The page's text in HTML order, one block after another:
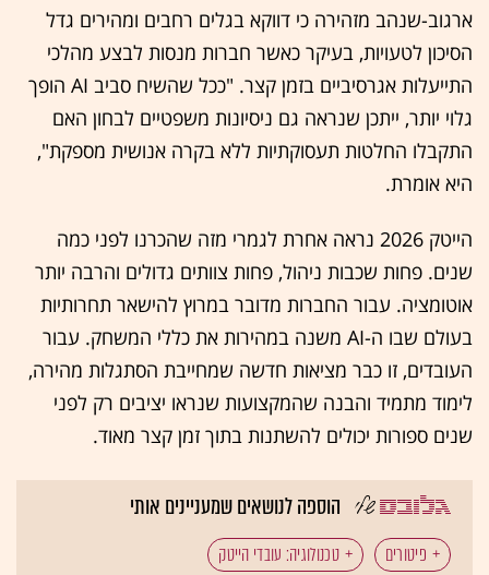
ארגוב-שנהב מזהירה כי דווקא בגלים רחבים ומהירים גדל
הסיכון לטעויות, בעיקר כאשר חברות מנסות לבצע מהלכי
התייעלות אגרסיביים בזמן קצר. "ככל שהשיח סביב AI הופך
גלוי יותר, ייתכן שנראה גם ניסיונות משפטיים לבחון האם
התקבלו החלטות תעסוקתיות ללא בקרה אנושית מספקת",
היא אומרת.
הייטק 2026 נראה אחרת לגמרי מזה שהכרנו לפני כמה
שנים. פחות שכבות ניהול, פחות צוותים גדולים והרבה יותר
אוטומציה. עבור החברות מדובר במרוץ להישאר תחרותיות
בעולם שבו ה-AI משנה במהירות את כללי המשחק. עבור
העובדים, זו כבר מציאות חדשה שמחייבת הסתגלות מהירה,
לימוד מתמיד והבנה שהמקצועות שנראו יציבים רק לפני
שנים ספורות יכולים להשתנות בתוך זמן קצר מאוד.
הוספה לנושאים שמעניינים אותי
פיטורים טכנולוגיה: עובדי הייטק